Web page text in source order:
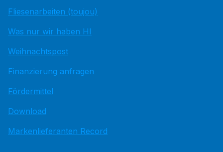
Fliesenarbeiten (toujou)
Was nur wir haben HI
Weihnachtspost
Finanzierung anfragen
Fördermittel
Download
Markenlieferanten Record